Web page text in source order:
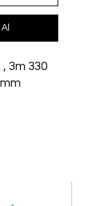
, 3m 330